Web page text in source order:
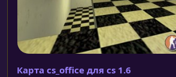
Карта cs_office для cs 1.6